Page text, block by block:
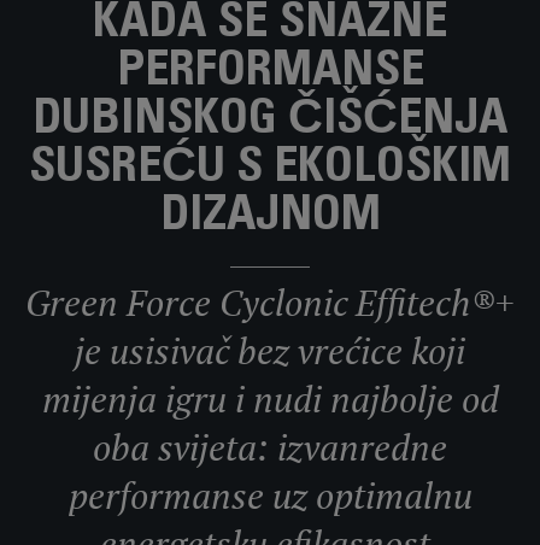
KADA SE SNAŽNE
PERFORMANSE
DUBINSKOG ČIŠĆENJA
SUSREĆU S EKOLOŠKIM
DIZAJNOM
Green Force Cyclonic Effitech®+
je usisivač bez vrećice koji
mijenja igru i nudi najbolje od
oba svijeta: izvanredne
performanse uz optimalnu